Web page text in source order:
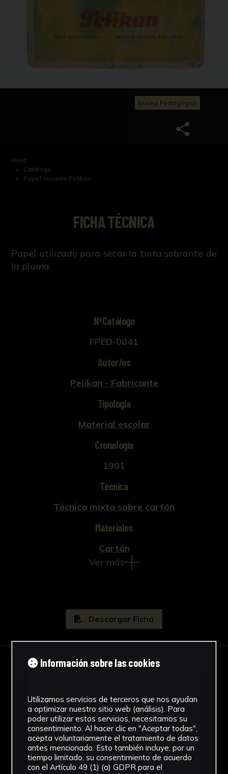
Museo Pedagógico
Inicio
Catálogo
Papel secante Pelikan
FICHA TÉCNICA
Papel utilizado para secar la tinta sobrante de
la pluma.
NºCatálogo
FPED-0041
Autor/es
Pelikan - Fabricante
Tipología
Material escolar
Cronología
1901
Técnica
Técnica mixta sobre cartón
Materiales
Cartón
Ver más
Descargar Ficha
Información sobre las cookies
Utilizamos servicios de terceros que nos ayudan
a optimizar nuestro sitio web (análisis). Para
poder utilizar estos servicios, necesitamos su
consentimiento. Al hacer clic en "Aceptar todas",
acepta voluntariamente el tratamiento de datos
antes mencionado. Esto también incluye, por un
tiempo limitado, su consentimiento de acuerdo
con el Artículo 49 (1) (a) GDPR para el